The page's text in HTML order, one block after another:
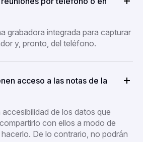
grabadora integrada para capturar
y, pronto, del teléfono.
acceso a las notas de la
de los datos que
con ellos a modo de
De lo contrario, no podrán